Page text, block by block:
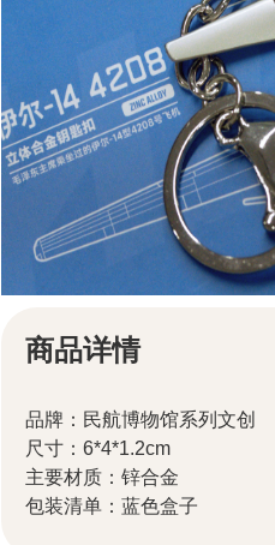
商品详情
品牌：民航博物馆系列文创
尺寸：6*4*1.2cm
主要材质：锌合金
包装清单：蓝色盒子